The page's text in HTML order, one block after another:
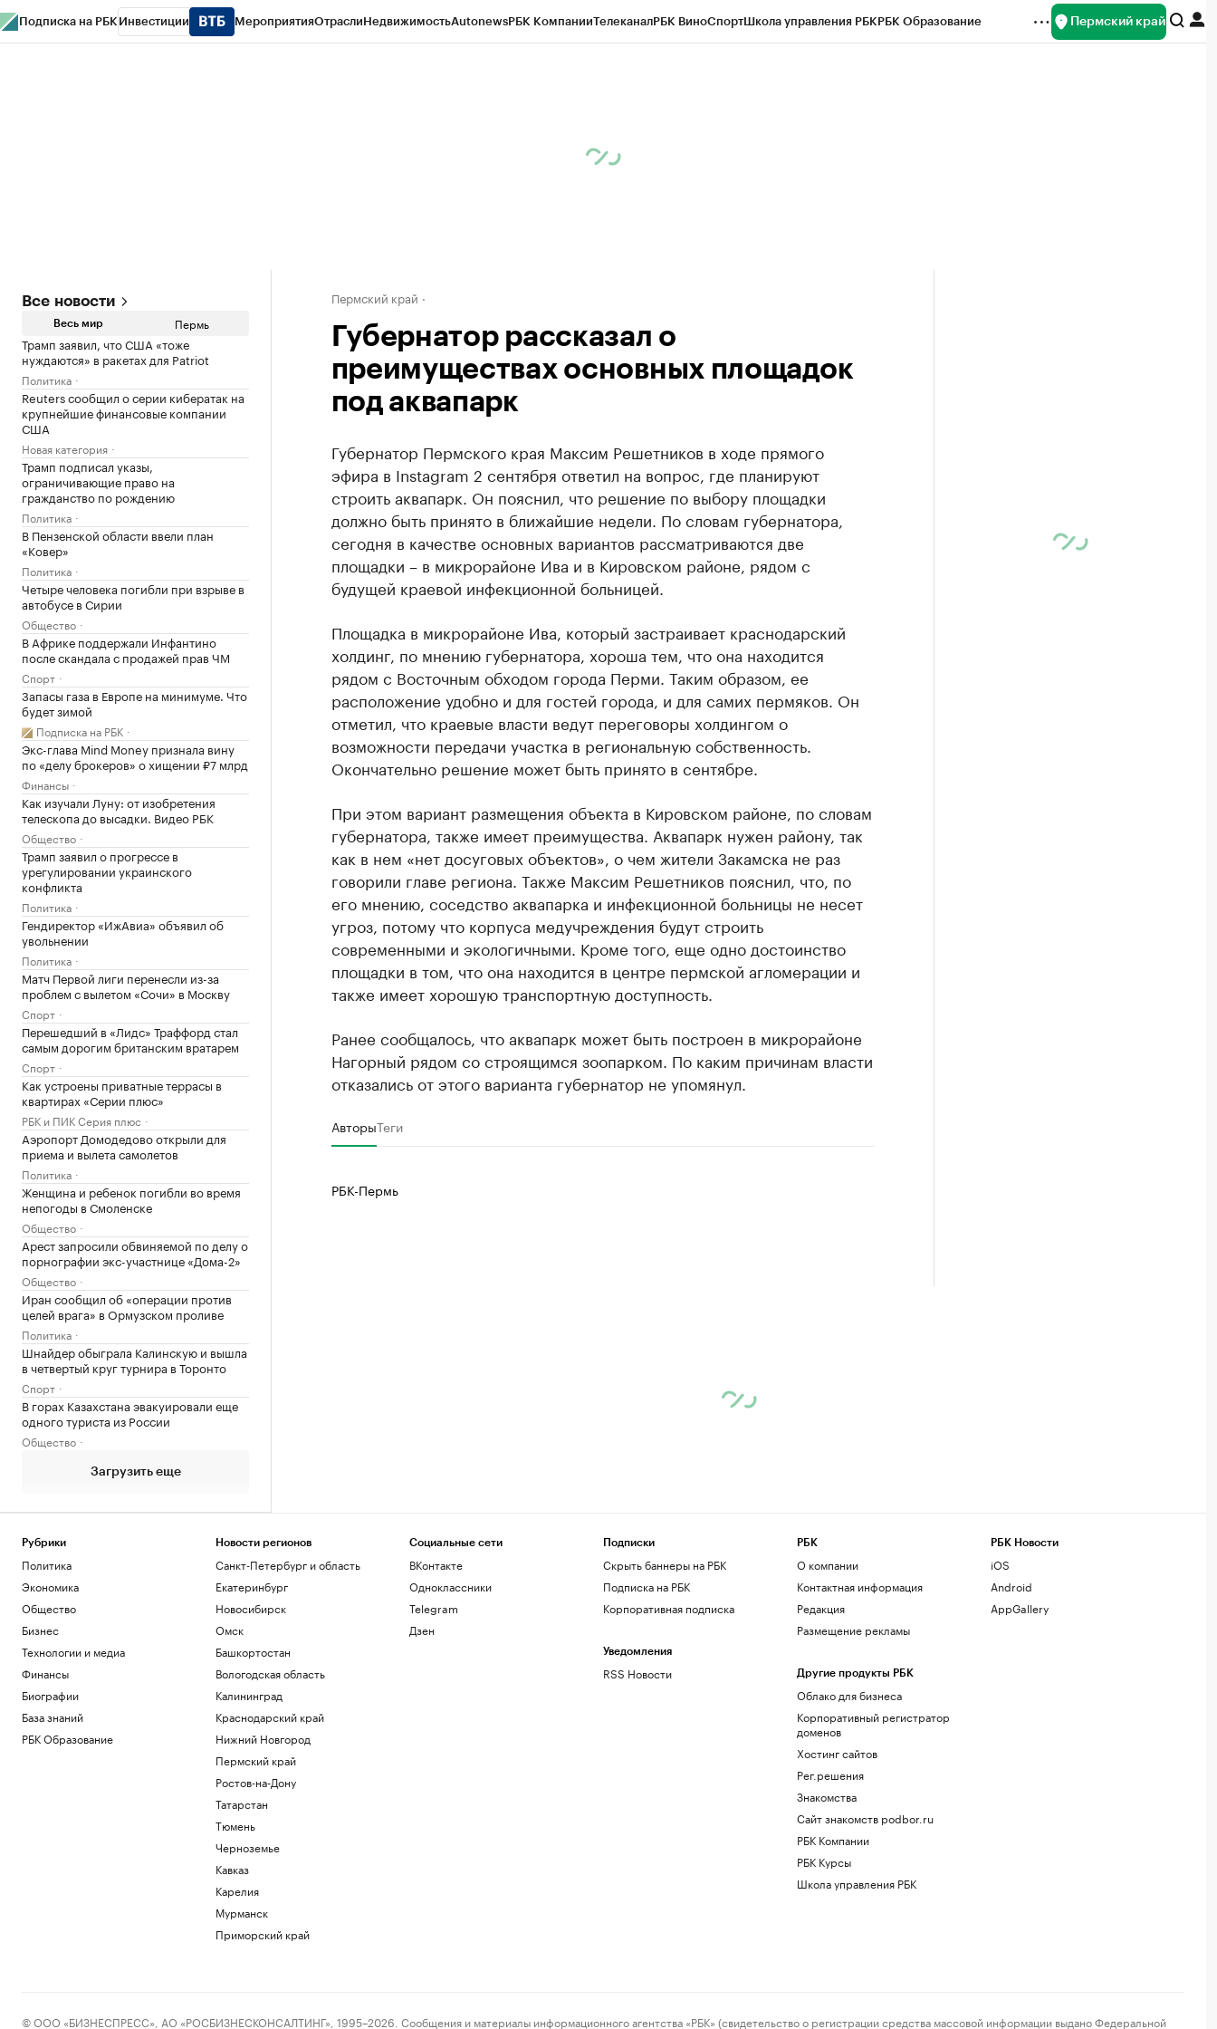
Подписка на РБК Инвестиции МероприятияОтраслиНедвижимостьAutonewsРБК КомпанииТелеканалРБК ВиноСпортШкола управления РБКРБК Образование Пермский край
Все новости
Весь мир Пермь
Трамп заявил, что США «тоже
нуждаются» в ракетах для Patriot
Политика
Reuters сообщил о серии кибератак на
крупнейшие финансовые компании
США
Новая категория
Трамп подписал указы,
ограничивающие право на
гражданство по рождению
Политика
В Пензенской области ввели план
«Ковер»
Политика
Четыре человека погибли при взрыве в
автобусе в Сирии
Общество
В Африке поддержали Инфантино
после скандала с продажей прав ЧМ
Спорт
Запасы газа в Европе на минимуме. Что
будет зимой
Подписка на РБК
Экс-глава Mind Money признала вину
по «делу брокеров» о хищении ₽7 млрд
Финансы
Как изучали Луну: от изобретения
телескопа до высадки. Видео РБК
Общество
Трамп заявил о прогрессе в
урегулировании украинского
конфликта
Политика
Гендиректор «ИжАвиа» объявил об
увольнении
Политика
Матч Первой лиги перенесли из-за
проблем с вылетом «Сочи» в Москву
Спорт
Перешедший в «Лидс» Траффорд стал
самым дорогим британским вратарем
Спорт
Как устроены приватные террасы в
квартирах «Серии плюс»
РБК и ПИК Серия плюс
Аэропорт Домодедово открыли для
приема и вылета самолетов
Политика
Женщина и ребенок погибли во время
непогоды в Смоленске
Общество
Арест запросили обвиняемой по делу о
порнографии экс-участнице «Дома-2»
Общество
Иран сообщил об «операции против
целей врага» в Ормузском проливе
Политика
Шнайдер обыграла Калинскую и вышла
в четвертый круг турнира в Торонто
Спорт
В горах Казахстана эвакуировали еще
одного туриста из России
Общество
Загрузить еще
Пермский край
Губернатор рассказал о
преимуществах основных площадок
под аквапарк
Губернатор Пермского края Максим Решетников в ходе прямого
эфира в Instagram 2 сентября ответил на вопрос, где планируют
строить аквапарк. Он пояснил, что решение по выбору площадки
должно быть принято в ближайшие недели. По словам губернатора,
сегодня в качестве основных вариантов рассматриваются две
площадки – в микрорайоне Ива и в Кировском районе, рядом с
будущей краевой инфекционной больницей.
Площадка в микрорайоне Ива, который застраивает краснодарский
холдинг, по мнению губернатора, хороша тем, что она находится
рядом с Восточным обходом города Перми. Таким образом, ее
расположение удобно и для гостей города, и для самих пермяков. Он
отметил, что краевые власти ведут переговоры холдингом о
возможности передачи участка в региональную собственность.
Окончательно решение может быть принято в сентябре.
При этом вариант размещения объекта в Кировском районе, по словам
губернатора, также имеет преимущества. Аквапарк нужен району, так
как в нем «нет досуговых объектов», о чем жители Закамска не раз
говорили главе региона. Также Максим Решетников пояснил, что, по
его мнению, соседство аквапарка и инфекционной больницы не несет
угроз, потому что корпуса медучреждения будут строить
современными и экологичными. Кроме того, еще одно достоинство
площадки в том, что она находится в центре пермской агломерации и
также имеет хорошую транспортную доступность.
Ранее сообщалось, что аквапарк может быть построен в микрорайоне
Нагорный рядом со строящимся зоопарком. По каким причинам власти
отказались от этого варианта губернатор не упомянул.
АвторыТеги
РБК-Пермь
Рубрики
Политика
Экономика
Общество
Бизнес
Технологии и медиа
Финансы
Биографии
База знаний
РБК Образование
Новости регионов
Санкт-Петербург и область
Екатеринбург
Новосибирск
Омск
Башкортостан
Вологодская область
Калининград
Краснодарский край
Нижний Новгород
Пермский край
Ростов-на-Дону
Татарстан
Тюмень
Черноземье
Кавказ
Карелия
Мурманск
Приморский край
Социальные сети
ВКонтакте
Одноклассники
Telegram
Дзен
Подписки
Скрыть баннеры на РБК
Подписка на РБК
Корпоративная подписка
Уведомления
RSS Новости
РБК
О компании
Контактная информация
Редакция
Размещение рекламы
Другие продукты РБК
Облако для бизнеса
Корпоративный регистратор
доменов
Хостинг сайтов
Рег.решения
Знакомства
Сайт знакомств podbor.ru
РБК Компании
РБК Курсы
Школа управления РБК
РБК Новости
iOS
Android
AppGallery
© ООО «БИЗНЕСПРЕСС», АО «РОСБИЗНЕСКОНСАЛТИНГ», 1995–2026. Сообщения и материалы информационного агентства «РБК» (свидетельство о регистрации средства массовой информации выдано Федеральной